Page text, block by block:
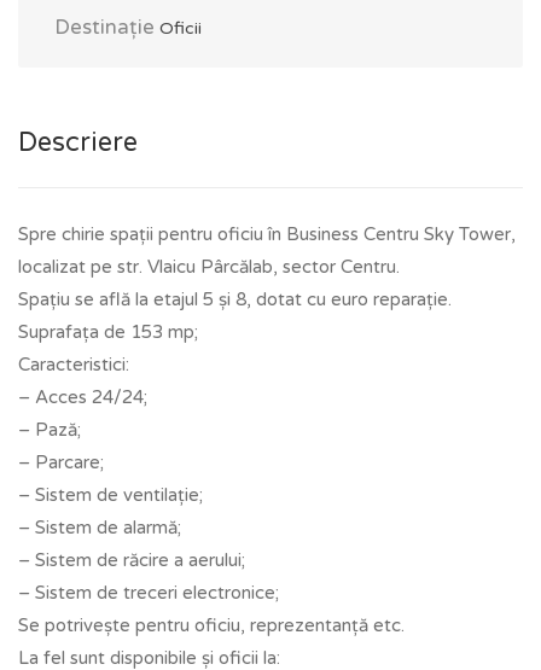
Destinație Oficii
Descriere
Spre chirie spații pentru oficiu în Business Centru Sky Tower,
localizat pe str. Vlaicu Pârcălab, sector Centru.
Spațiu se află la etajul 5 și 8, dotat cu euro reparație.
Suprafața de 153 mp;
Caracteristici:
– Acces 24/24;
– Pază;
– Parcare;
– Sistem de ventilație;
– Sistem de alarmă;
– Sistem de răcire a aerului;
– Sistem de treceri electronice;
Se potrivește pentru oficiu, reprezentanță etc.
La fel sunt disponibile și oficii la: